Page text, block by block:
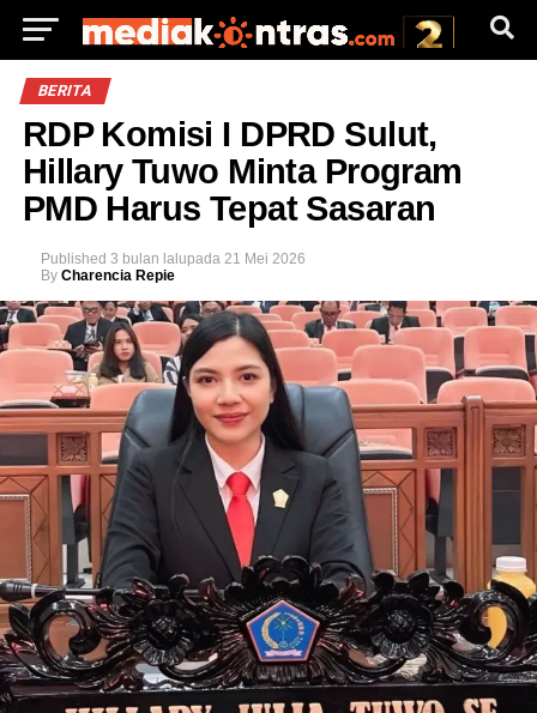
BERITA
RDP Komisi I DPRD Sulut,
Hillary Tuwo Minta Program
PMD Harus Tepat Sasaran
Published 3 bulan lalupada 21 Mei 2026
By Charencia Repie